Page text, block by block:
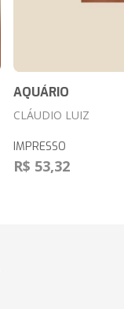
AQUÁRIO
CLÁUDIO LUIZ
IMPRESSO
R$ 53,32